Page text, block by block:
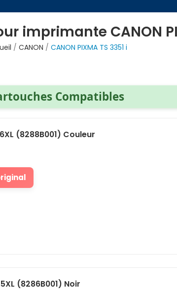
imprimante CANON
CANON
CANON PIXMA TS 3351 i
Compatibles
(8288B001) Couleur
(8286B001) Noir